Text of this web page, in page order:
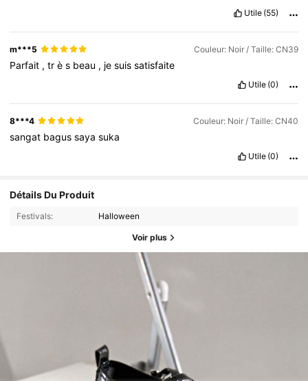
Utile (55)
m***5 Couleur: Noir / Taille: CN39
Parfait ,très beau , jesuissatisfaite
Utile (0)
8***4 Couleur: Noir / Taille: CN40
sangat bagussayasuka
Utile (0)
Détails Du Produit
Festivals: Halloween
Voir plus